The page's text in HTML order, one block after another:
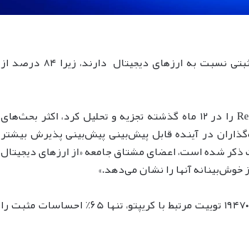
به نظر می‌رسد کاربران پلتفرم Reddit دیدگاه مشتاقانه و مثبتی نسبت به ارزهای دیجیتال دارند، زیرا ۸۴ درصد از
براساس داده‌های CoinWire، که بیش از ۲۰,۴۰۰ پست در Reddit را در ۱۲ ماه گذشته تجزیه و تحلیل کرد، اکثر بحث‌های
در آینده قابل پیش‌بینی پیش‌بینی پذیرش بیشتر
ذکر شده است، اعضای مشتاق جامعه «از ارزهای دیجیتال
آنها را نشان می‌دهد.»
با این حال، نمی‌توان همین را برای پلتفرم X گفت، جایی که از ۱۹۴۷۰ توییت مرتبط با کریپتو، تنها ۶۵٪ احساسات مثبت را